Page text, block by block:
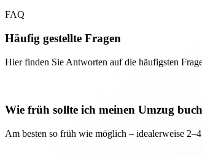
FAQ
Häufig gestellte Fragen
Hier finden Sie Antworten auf die häufigsten
Wie früh sollte ich meinen Umzug
Am besten so früh wie möglich – idealerweise